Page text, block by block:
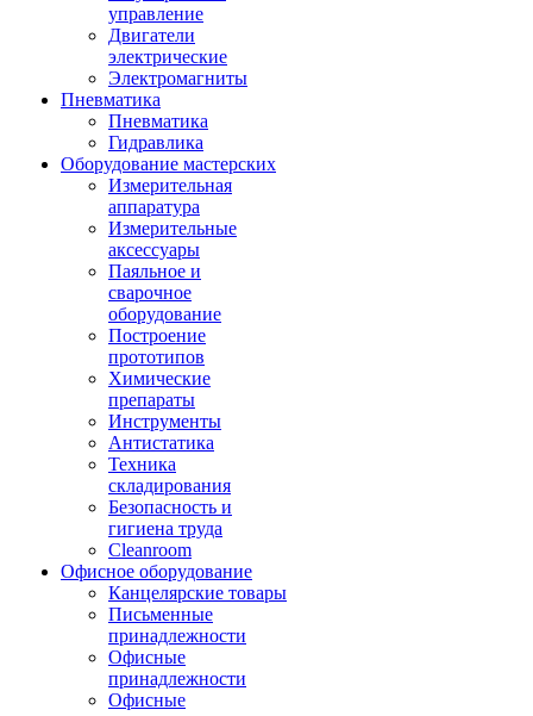
управление
Двигатели
электрические
Электромагниты
Пневматика
Пневматика
Гидравлика
Оборудование мастерских
Измерительная
аппаратура
Измерительные
аксессуары
Паяльное и
сварочное
оборудование
Построение
прототипов
Химические
препараты
Инструменты
Aнтистатика
Техника
складирования
Безопасность и
гигиена труда
Cleanroom
Офисное оборудование
Канцелярские товары
Письменные
принадлежности
Офисные
принадлежности
Офисные